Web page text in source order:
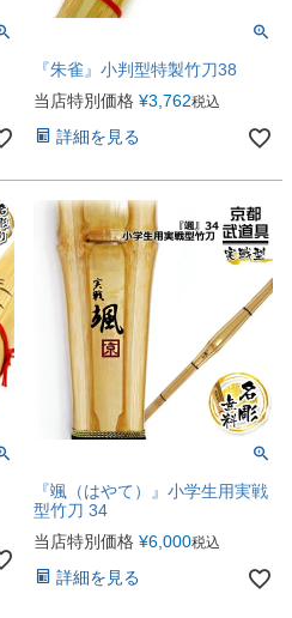
『朱雀』小判型特製竹刀38
当店特別価格 ¥3,762税込
詳細を見る
『颯（はやて）』小学生用実戦
型竹刀 34
当店特別価格 ¥6,000税込
詳細を見る